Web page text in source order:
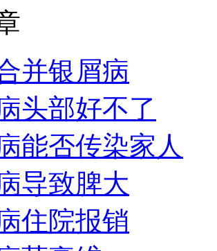
并银屑病
头部好不了
能否传染家人
导致脾大
住院报销